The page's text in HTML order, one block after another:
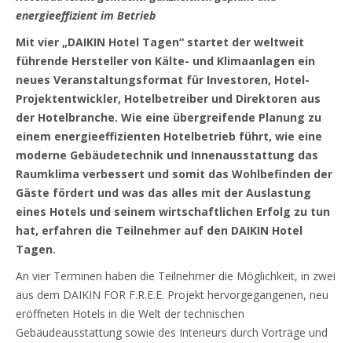
energieeffizient im Betrieb
Mit vier „DAIKIN Hotel Tagen“ startet der weltweit
führende Hersteller von Kälte- und Klimaanlagen ein
neues Veranstaltungsformat für Investoren, Hotel-
Projektentwickler, Hotelbetreiber und Direktoren aus
der Hotelbranche. Wie eine übergreifende Planung zu
einem energieeffizienten Hotelbetrieb führt, wie eine
moderne Gebäudetechnik und Innenausstattung das
Raumklima verbessert und somit das Wohlbefinden der
Gäste fördert und was das alles mit der Auslastung
eines Hotels und seinem wirtschaftlichen Erfolg zu tun
hat, erfahren die Teilnehmer auf den DAIKIN Hotel
Tagen.
An vier Terminen haben die Teilnehmer die Möglichkeit, in zwei
aus dem DAIKIN FOR F.R.E.E. Projekt hervorgegangenen, neu
eröffneten Hotels in die Welt der technischen
Gebäudeausstattung sowie des Interieurs durch Vorträge und